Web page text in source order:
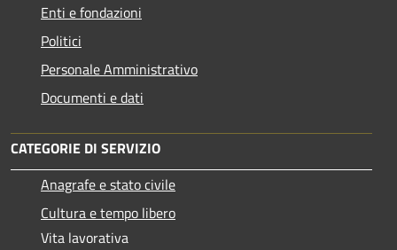
Enti e fondazioni
Politici
Personale Amministrativo
Documenti e dati
CATEGORIE DI SERVIZIO
Anagrafe e stato civile
Cultura e tempo libero
Vita lavorativa